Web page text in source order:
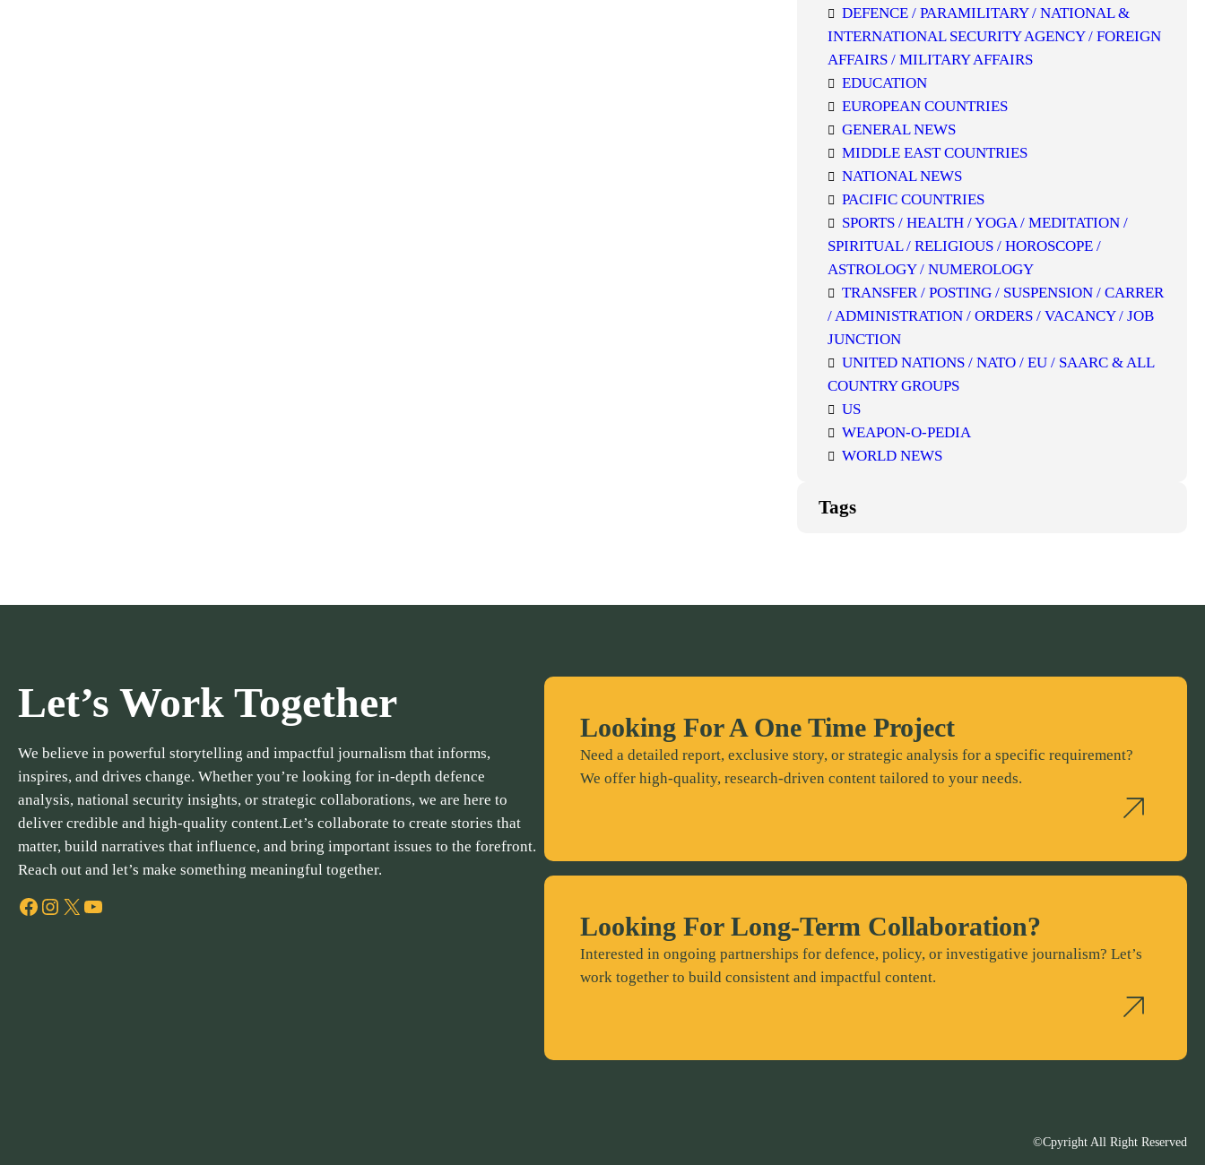
DEFENCE / PARAMILITARY / NATIONAL &
INTERNATIONAL SECURITY AGENCY / FOREIGN
AFFAIRS / MILITARY AFFAIRS
EDUCATION
EUROPEAN COUNTRIES
GENERAL NEWS
MIDDLE EAST COUNTRIES
NATIONAL NEWS
PACIFIC COUNTRIES
SPORTS / HEALTH / YOGA / MEDITATION /
SPIRITUAL / RELIGIOUS / HOROSCOPE /
ASTROLOGY / NUMEROLOGY
TRANSFER / POSTING / SUSPENSION / CARRER
/ ADMINISTRATION / ORDERS / VACANCY / JOB
JUNCTION
UNITED NATIONS / NATO / EU / SAARC & ALL
COUNTRY GROUPS
US
WEAPON-O-PEDIA
WORLD NEWS
Tags
Let’s Work Together
We believe in powerful storytelling and impactful journalism that informs,
inspires, and drives change. Whether you’re looking for in-depth defence
analysis, national security insights, or strategic collaborations, we are here to
deliver credible and high-quality content.Let’s collaborate to create stories that
matter, build narratives that influence, and bring important issues to the forefront.
Reach out and let’s make something meaningful together.
Facebook Instagram X YouTube
Looking For A One Time Project
Need a detailed report, exclusive story, or strategic analysis for a specific requirement?
We offer high-quality, research-driven content tailored to your needs.
Looking For Long-Term Collaboration?
Interested in ongoing partnerships for defence, policy, or investigative journalism? Let’s
work together to build consistent and impactful content.
©Cpyright All Right Reserved